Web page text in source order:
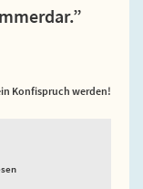
Konfispruch werden!